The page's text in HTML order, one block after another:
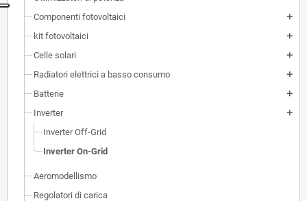
Componenti fotovoltaici
add
kit fotovoltaici add
Celle solari add
Radiatori elettrici a basso consumo add
Batterie add
Inverter add
Inverter Off-Grid
Inverter On-Grid
Aeromodellismo
Regolatori di carica